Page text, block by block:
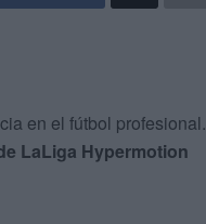
en el fútbol profesional.
LaLiga Hypermotion